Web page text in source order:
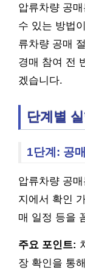
압류차량 공
수 있는 방법
류차량 공매
경매 참여 전
겠습니다.
단계별
1단계: 공
압류차량 공매
지에서 확인
매 일정 등을
주요 포인트:
장 확인을 통